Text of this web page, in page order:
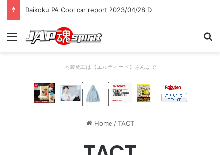
Daikoku PA Cool car report 2023/04/28 D
Menu
内装施工は【エルティード】さんまで
Home / TACT